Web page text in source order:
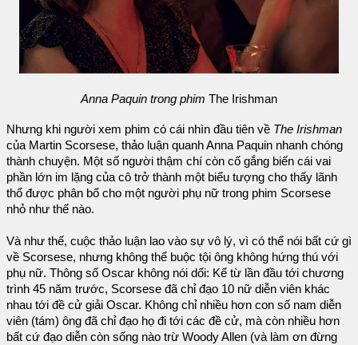
Anna Paquin trong phim The Irishman
Nhưng khi người xem phim có cái nhìn đầu tiên về The Irishman
của Martin Scorsese, thảo luận quanh Anna Paquin nhanh chóng
thành chuyện. Một số người thậm chí còn cố gắng biến cái vai
phần lớn im lặng của cô trở thành một biểu tượng cho thấy lãnh
thổ được phân bổ cho một người phụ nữ trong phim Scorsese
nhỏ như thế nào.
Và như thế, cuộc thảo luận lao vào sự vô lý, vì có thể nói bất cứ gì
về Scorsese, nhưng không thể buộc tội ông không hứng thú với
phụ nữ. Thông số Oscar không nói dối: Kể từ lần đầu tới chương
trình 45 năm trước, Scorsese đã chỉ đạo 10 nữ diễn viên khác
nhau tới đề cử giải Oscar. Không chỉ nhiều hơn con số nam diễn
viên (tám) ông đã chỉ đạo họ đi tới các đề cử, mà còn nhiều hơn
bất cứ đạo diễn còn sống nào trừ Woody Allen (và làm ơn đừng